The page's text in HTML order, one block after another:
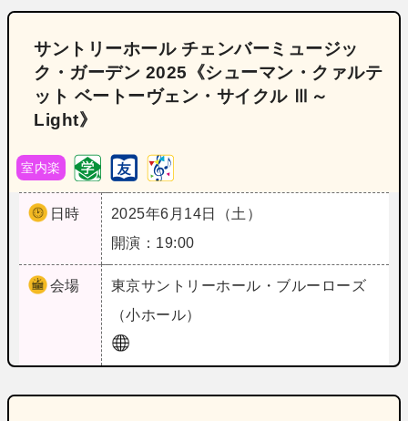
サントリーホール チェンバーミュージッ
ク・ガーデン 2025《シューマン・クァルテ
ット ベートーヴェン・サイクル Ⅲ～
Light》
室内楽
日時
2025年6月14日（土）
開演：19:00
会場 東京サントリーホール・ブルーローズ
（小ホール）